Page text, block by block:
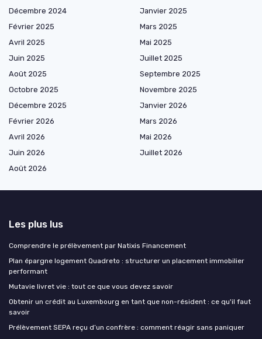
Décembre 2024
Janvier 2025
Février 2025
Mars 2025
Avril 2025
Mai 2025
Juin 2025
Juillet 2025
Août 2025
Septembre 2025
Octobre 2025
Novembre 2025
Décembre 2025
Janvier 2026
Février 2026
Mars 2026
Avril 2026
Mai 2026
Juin 2026
Juillet 2026
Août 2026
Les plus lus
Comprendre le prélèvement par Natixis Financement
Plan épargne logement Quadreto : structurer un placement immobilier
performant
Mutavie livret vie : tout ce que vous devez savoir
Obtenir un crédit au Luxembourg en tant que non-résident : ce qu'il faut
savoir
Prélèvement SEPA reçu d’un confrère : comment réagir sans paniquer